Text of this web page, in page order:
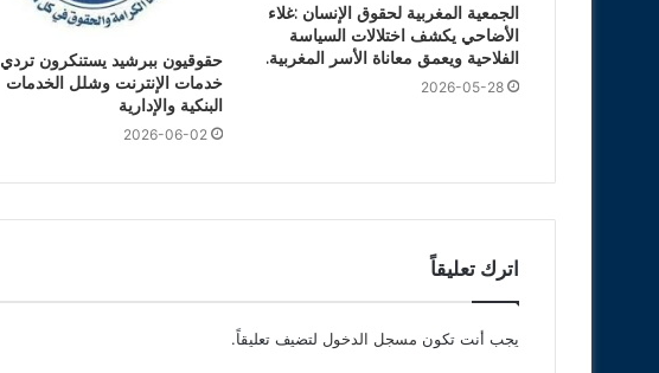
الجمعية المغربية لحقوق الإنسان :غلاء
الأضاحي يكشف اختلالات السياسة
الفلاحية ويعمق معاناة الأسر المغربية.
2026-05-28
حقوقيون ببرشيد يستنكرون تردي
خدمات الإنترنت وشلل الخدمات
البنكية والإدارية
2026-06-02
اترك تعليقاً
يجب أنت تكون مسجل الدخول لتضيف تعليقاً.